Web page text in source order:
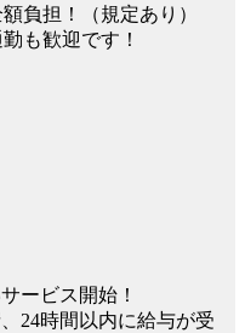
負担！（規定あり）
も歓迎です！
ービス開始！
24時間以内に給与が受